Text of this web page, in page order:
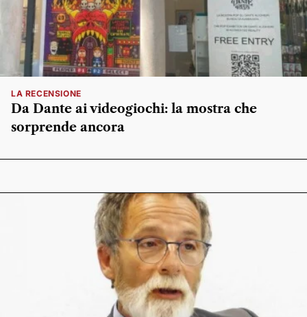
LA RECENSIONE
Da Dante ai videogiochi: la mostra che
sorprende ancora